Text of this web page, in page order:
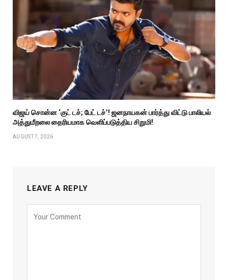
விஜய் சொன்ன ‘குட் டச்; பேட் டச்’! ஜனநாயகன் பார்த்து விட்டு பாலியல்
அத்துமீறலை தைரியமாக வெளிப்படுத்திய சிறுமி!
AUGUST 7, 2026
LEAVE A REPLY